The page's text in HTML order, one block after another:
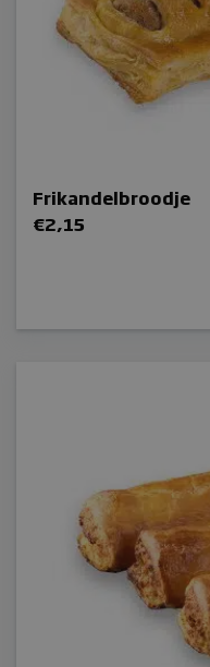
Frikandelbroodje
€2,15